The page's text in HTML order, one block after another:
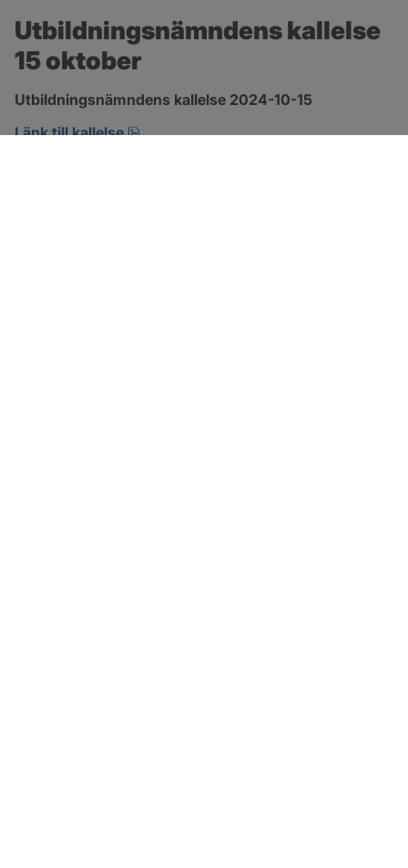
Utbildningsnämndens kallelse
15 oktober
Utbildningsnämndens kallelse 2024-10-15
Länk till kallelse
pdf, 208.1 kB, öppnas i nytt fönster.